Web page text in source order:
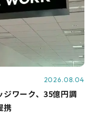
2026.08.04
ジワーク、35億円調
携